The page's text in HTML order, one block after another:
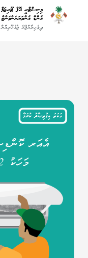
މިނިސްޓްރީ އޮފް ޓޫރިޒަމް
އެންޑް އެންވަޔަރަންމަންޓް
ދިވެހިރާއްޖޭގެ ޖުމްހޫރިއްޔާ